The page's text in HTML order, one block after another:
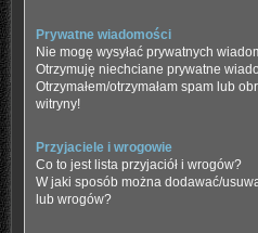
Prywatne wiadomości
Nie mogę wysyłać prywatnych
Otrzymuję niechciane prywatne
Otrzymałem/otrzymałam spam lub
witryny!
Przyjaciele i wrogowie
Co to jest lista przyjaciół i wrogów?
W jaki sposób można dodawać/
lub wrogów?